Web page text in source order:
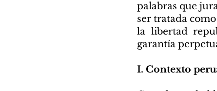
palabras que
ser tratada
la libertad
garantía
I. Contexto